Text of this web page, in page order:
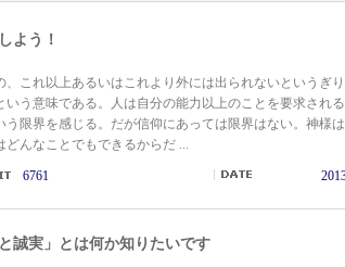
よう！
、これ以上あるいはこれより外には出られないというぎ
いう意味である。人は自分の能力以上のことを要求される
う限界を感じる。だが信仰にあっては限界はない。神様
どんなことでもできるからだ ...
6761
誠実」とは何か知りたいです